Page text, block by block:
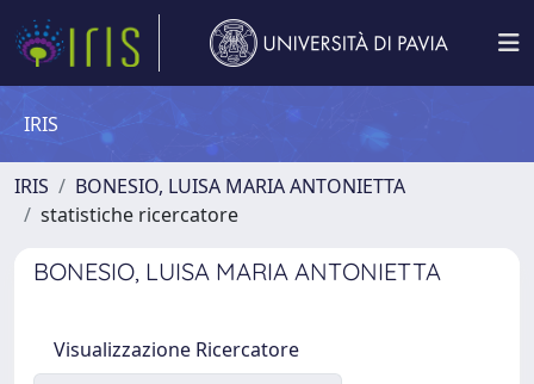
IRIS
IRIS
BONESIO, LUISA MARIA ANTONIETTA
statistiche ricercatore
BONESIO, LUISA MARIA ANTONIETTA
Visualizzazione Ricercatore